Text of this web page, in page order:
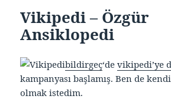
Vikipedi – Özgür
Ansiklopedi
bildirgeç‘devikipedi’ye
kampanyası başlamış. Ben de
olmak istedim.